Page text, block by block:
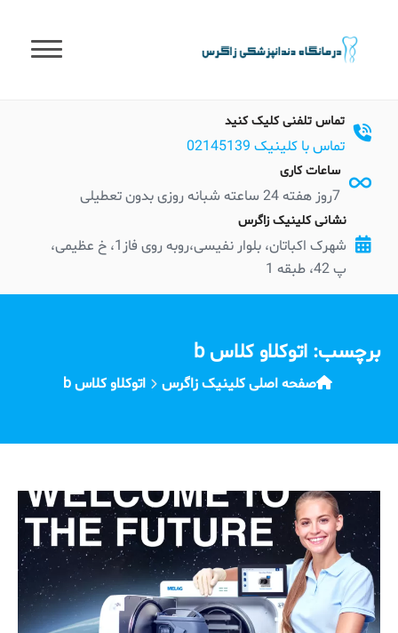
content
تماس تلفنی کلیک کنید
تماس با کلینیک 02145139
ساعات کاری
7روز هفته 24 ساعته شبانه روزی بدون تعطیلی
نشانی کلینیک زاگرس
شهرک اکباتان، بلوار نفیسی،روبه روی فاز1، خ عظیمی،
پ 42، طبقه 1
برچسب: اتوکلاو کلاس b
صفحه اصلی کلینیک زاگرس اتوکلاو کلاس b